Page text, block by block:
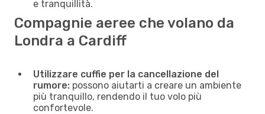
e tranquillità.
Compagnie aeree che volano da
Londra a Cardiff
Utilizzare cuffie per la cancellazione del
rumore: possono aiutarti a creare un ambiente
più tranquillo, rendendo il tuo volo più
confortevole.